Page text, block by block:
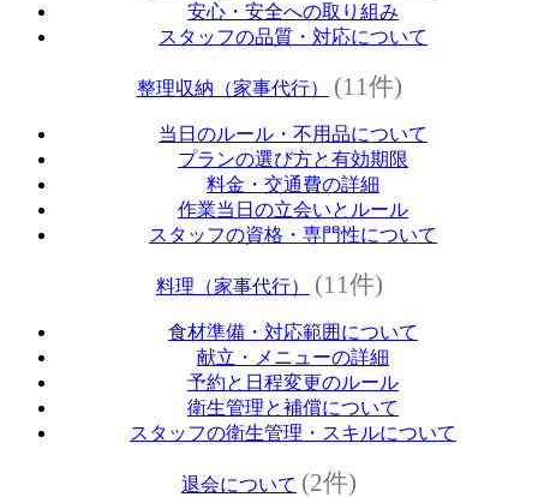
安心・安全への取り組み
スタッフの品質・対応について
整理収納（家事代行） (11件)
当日のルール・不用品について
プランの選び方と有効期限
料金・交通費の詳細
作業当日の立会いとルール
スタッフの資格・専門性について
料理（家事代行） (11件)
食材準備・対応範囲について
献立・メニューの詳細
予約と日程変更のルール
衛生管理と補償について
スタッフの衛生管理・スキルについて
退会について (2件)